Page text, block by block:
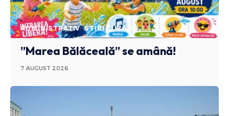
ADMINISTRATIV STIRI BUZAU
”Marea Bălăceală” se amână!
7 AUGUST 2026